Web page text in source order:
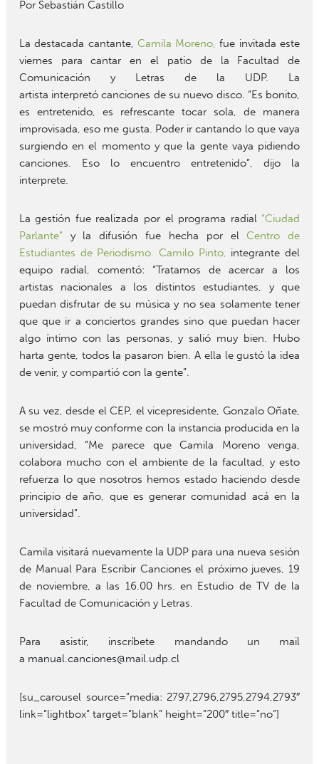
Por Sebastián Castillo
La destacada cantante, Camila Moreno, fue invitada este
viernes para cantar en el patio de la Facultad de
Comunicación y Letras de la UDP. La
artista interpretó canciones de su nuevo disco. “Es bonito,
es entretenido, es refrescante tocar sola, de manera
improvisada, eso me gusta. Poder ir cantando lo que vaya
surgiendo en el momento y que la gente vaya pidiendo
canciones. Eso lo encuentro entretenido”, dijo la
interprete.
La gestión fue realizada por el programa radial “Ciudad
Parlante”y la difusión fue hecha por elCentro de
Estudiantes de Periodismo. Camilo Pinto, integrante del
equipo radial, comentó: “Tratamos de acercar a los
artistas nacionales a los distintos estudiantes, y que
puedan disfrutar de su música y no sea solamente tener
que que ir a conciertos grandes sino que puedan hacer
algo íntimo con las personas, y salió muy bien. Hubo
harta gente, todos la pasaron bien. A ella le gustó la idea
de venir, y compartió con la gente”.
A su vez, desde el CEP, el vicepresidente, Gonzalo Oñate,
se mostró muy conforme con la instancia producida en la
universidad, “Me parece que Camila Moreno venga,
colabora mucho con el ambiente de la facultad, y esto
refuerza lo que nosotros hemos estado haciendo desde
principio de año, que es generar comunidad acá en la
universidad”.
Camila visitará nuevamente la UDP para una nueva sesión
de Manual Para Escribir Canciones el próximo jueves, 19
de noviembre, a las 16.00 hrs. en Estudio de TV de la
Facultad de Comunicación y Letras.
Para asistir, inscríbete mandando un mail
a manual.canciones@mail.udp.cl
[su_carousel source=”media: 2797,2796,2795,2794,2793″
link=”lightbox” target=”blank” height=”200″ title=”no”]